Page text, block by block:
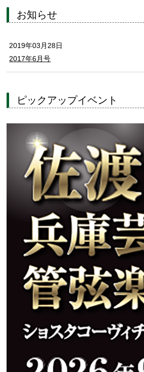
お知らせ
2019年03月28日
2017年6月号
ピックアップイベント